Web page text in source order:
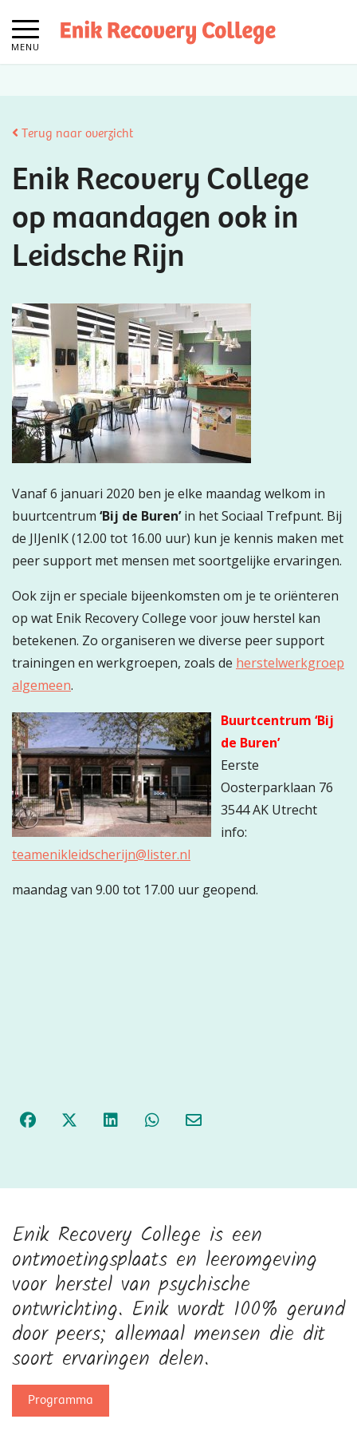
MENU
Terug naar overzicht
Enik Recovery College
op maandagen ook in
Leidsche Rijn
Vanaf 6 januari 2020 ben je elke maandag welkom in
buurtcentrum ‘Bij de Buren’in het Sociaal Trefpunt. Bij
de JIJenIK (12.00 tot 16.00 uur) kun je kennis maken met
peer support met mensen met soortgelijke ervaringen.
Ook zijn er speciale bijeenkomsten om je te oriënteren
op wat Enik Recovery College voor jouw herstel kan
betekenen. Zo organiseren we diverse peer support
trainingen en werkgroepen, zoals de herstelwerkgroep
algemeen.
Buurtcentrum ‘Bij
de Buren’
Eerste
Oosterparklaan 76
3544 AK Utrecht
info:
teamenikleidscherijn@lister.nl
maandag van 9.00 tot 17.00 uur geopend.
Enik Recovery College is een
ontmoetingsplaats en leeromgeving
voor herstel van psychische
ontwrichting. Enik wordt 100% gerund
door peers; allemaal mensen die dit
soort ervaringen delen.
Programma